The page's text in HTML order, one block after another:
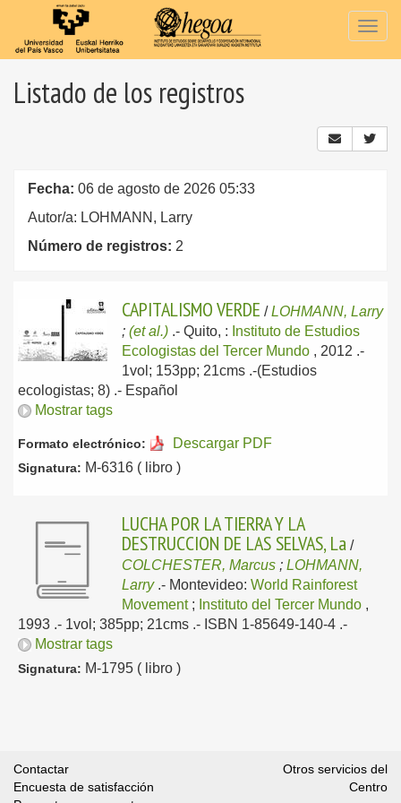
Listado de los registros
Fecha: 06 de agosto de 2026 05:33
Autor/a: LOHMANN, Larry
Número de registros: 2
CAPITALISMO VERDE /LOHMANN, Larry
; (et al.) .- Quito, : Instituto de Estudios
Ecologistas del Tercer Mundo , 2012 .-
1vol; 153pp; 21cms .-(Estudios
ecologistas; 8) .- Español
Mostrar tags
Formato electrónico: Descargar PDF
Signatura: M-6316 ( libro )
LUCHA POR LA TIERRA Y LA
DESTRUCCION DE LAS SELVAS, La /
COLCHESTER, Marcus ; LOHMANN,
Larry .- Montevideo: World Rainforest
Movement; Instituto del Tercer Mundo ,
1993 .- 1vol; 385pp; 21cms .- ISBN 1-85649-140-4 .-
Mostrar tags
Signatura: M-1795 ( libro )
Contactar
Encuesta de satisfacción
Otros servicios del
Centro